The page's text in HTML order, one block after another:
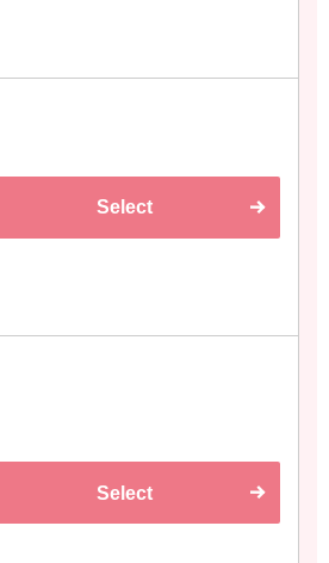
Select
Select